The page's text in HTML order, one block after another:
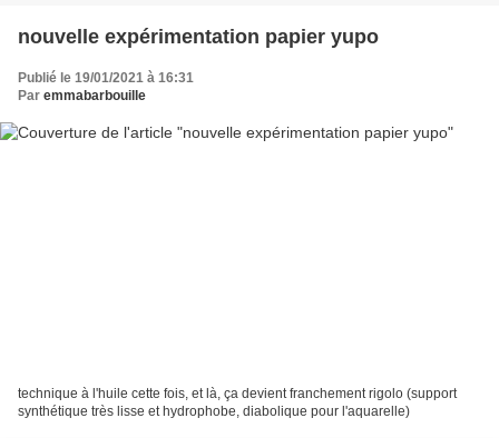
nouvelle expérimentation papier yupo
Publié le 19/01/2021 à 16:31
Par emmabarbouille
technique à l'huile cette fois, et là, ça devient franchement rigolo (support
synthétique très lisse et hydrophobe, diabolique pour l'aquarelle)